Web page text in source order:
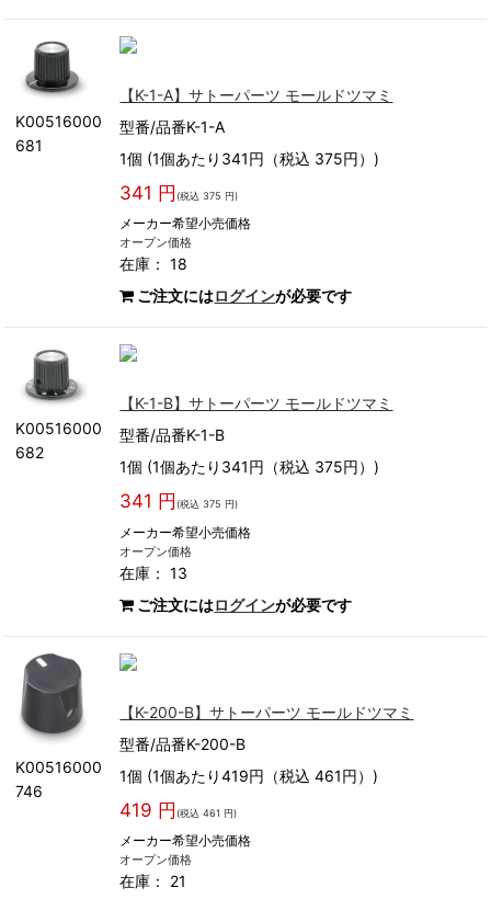
K00516000
681
【K-1-A】サトーパーツ モールドツマミ
型番/品番K-1-A
1個 (1個あたり341円（税込 375円）)
341 円 (税込 375 円)
メーカー希望小売価格
オープン価格
在庫： 18
ご注文にはログインが必要です
K00516000
682
【K-1-B】サトーパーツ モールドツマミ
型番/品番K-1-B
1個 (1個あたり341円（税込 375円）)
341 円 (税込 375 円)
メーカー希望小売価格
オープン価格
在庫： 13
ご注文にはログインが必要です
K00516000
746
【K-200-B】サトーパーツ モールドツマミ
型番/品番K-200-B
1個 (1個あたり419円（税込 461円）)
419 円 (税込 461 円)
メーカー希望小売価格
オープン価格
在庫： 21